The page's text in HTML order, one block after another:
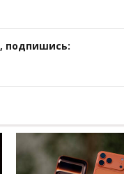
подпишись: